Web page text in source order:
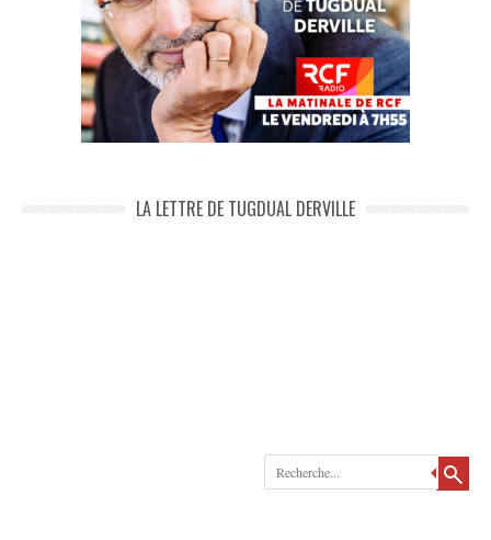
LA LETTRE DE TUGDUAL DERVILLE
Recherche